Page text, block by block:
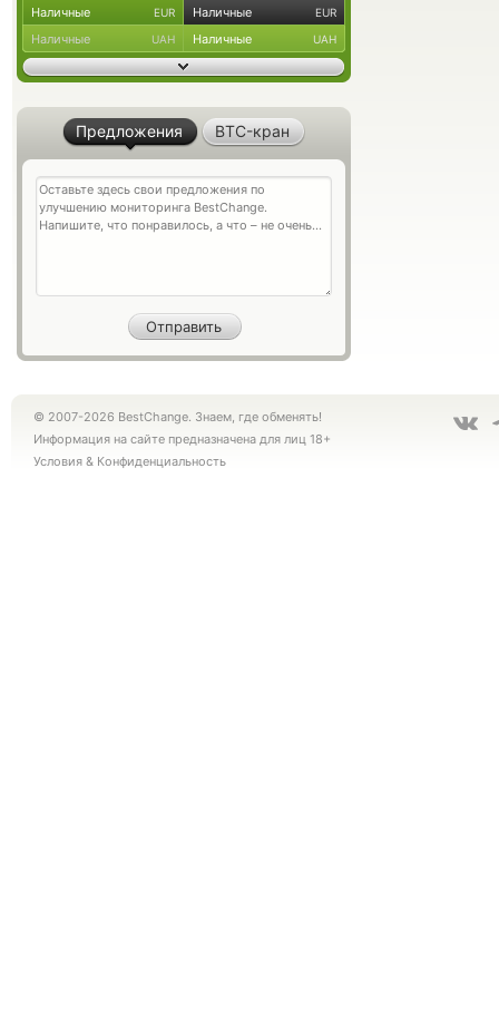
Наличные EUR Наличные EUR
Наличные UAH Наличные UAH
Предложения BTC-кран
© 2007-2026 BestChange. Знаем, где обменять!
Информация на сайте предназначена для лиц 18+
Условия & Конфиденциальность